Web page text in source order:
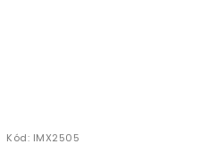
Kód: IMX2505